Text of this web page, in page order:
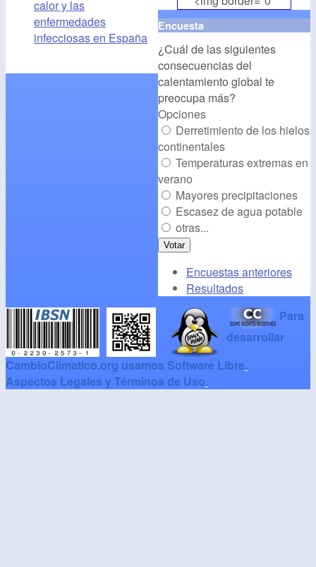
calor y las
enfermedades
infecciosas en España
align="middle"
src="http://
alt="CambioClimatico.org"
/></a>
Encuesta
¿Cuál de las siguientes
consecuencias del
calentamiento global te
preocupa más?
Opciones
Derretimiento de los hielos
continentales
Temperaturas extremas en
verano
Mayores precipitaciones
Escasez de agua potable
otras...
Encuestas anteriores
Resultados
Para
desarrollar
CambioClimatico.org usamos Software Libre.
Aspectos Legales y Términos de Uso.